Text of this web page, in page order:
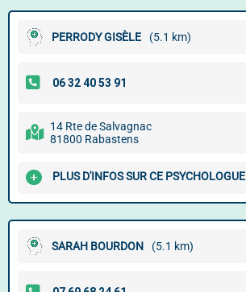
PERRODY GISÈLE (5.1 km)
14 Rte de Salvagnac
81800 Rabastens
PLUS D'INFOS SUR CE PSYCHOLOGUE
SARAH BOURDON (5.1 km)